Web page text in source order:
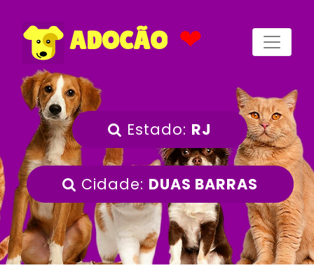
ADOCÃO ❤
Estado: RJ
Cidade: DUAS BARRAS